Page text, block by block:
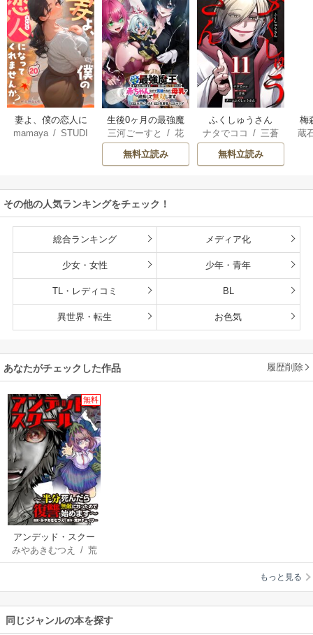
妻よ、僕の恋人に
なってくれません
mamaya/STUDI
生後0ヶ月の最強魔
王 食べるだけ強
くなるチート能力
持ち転生者だけど
雄たちの母乳で成
長して無双します
三河ごーすと /花
房雪/ マップ
無料立読み
ふくしゅうさん
ナタでココ /三蒼
/
チームふくし
ゅうさん
無料立読み
梅
蔵
その他の人気ランキングをチェック！
総合ランキング メディア化
少女・女性 少年・青年
TL・レディコミ BL
異世界・転生 お色気
あなたがチェックした作品 履歴削除
無料
アンデッド・スクー
ル～半分死んだら無
敵になったので復讐
みやあきむつえ / 荒
井チェイサー
もっと見る
同じジャンルの本を探す